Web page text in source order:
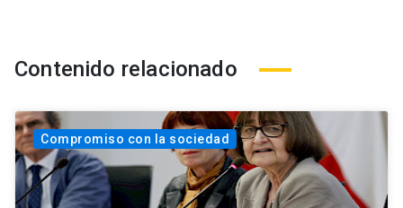
Contenido relacionado
Compromiso con la sociedad